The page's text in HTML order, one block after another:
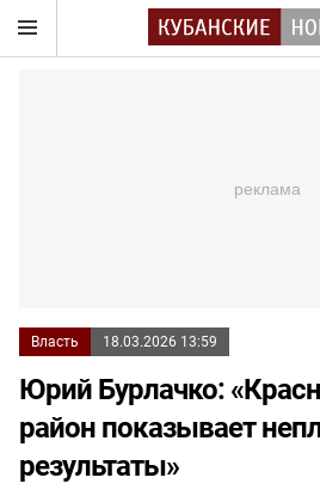
Власть 18.03.2026 13:59
Юрий Бурлачко:
район показывает
результаты»